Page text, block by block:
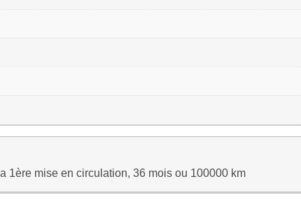
1ère mise en circulation, 36 mois ou 100000 km